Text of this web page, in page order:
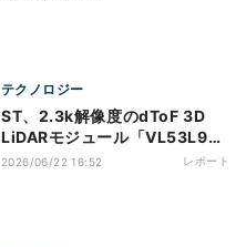
テクノロジー
ST、2.3k解像度のdToF 3D
LiDARモジュール「VL53L9」
を7月より量産 エッジAIの処
2026/06/22 16:52 レポート